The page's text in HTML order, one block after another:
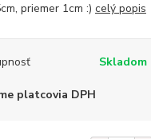
priemer 1cm :) celý popis
Skladom
platcovia DPH